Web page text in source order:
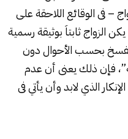
– فى الوقائع اللاحقة على
1931 – ما لم يكن الزواج ثابتاَ بوثيقة رسمية
بحسب الأحوال دون
فإن ذلك يعنى أن عدم
الذي لابد وأن يأتي فى